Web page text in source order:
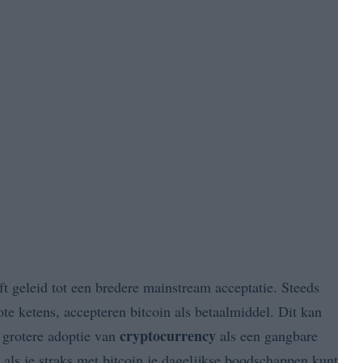
geleid tot een bredere mainstream acceptatie. Steeds
ketens, accepteren bitcoin als betaalmiddel. Dit kan
adoptie van cryptocurrency als een gangbare